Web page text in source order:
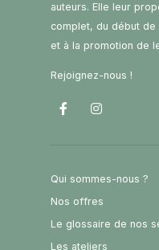
auteurs. Elle leur
complet, du début de
et à la promotion de
Rejoignez-nous !
Qui sommes-nous ?
Nos offres
Le glossaire de nos
Les ateliers